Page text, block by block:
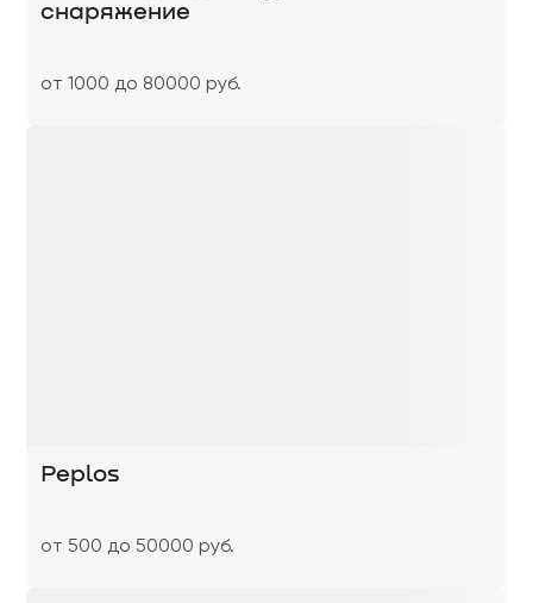
снаряжение
от 1000 до 80000 руб.
Peplos
от 500 до 50000 руб.